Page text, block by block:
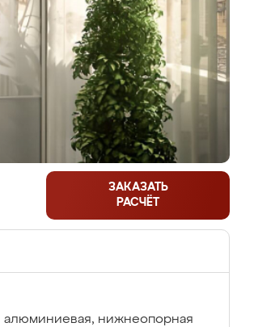
ЗАКАЗАТЬ
РАСЧЁТ
алюминиевая, нижнеопорная